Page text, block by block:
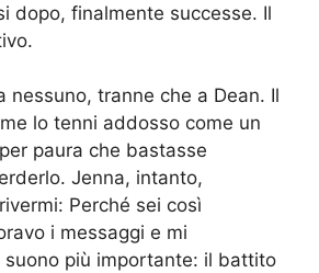
dopo, finalmente successe. Il
nessuno, tranne che a Dean. Il
lo tenni addosso come un
paura che bastasse
Jenna, intanto,
Perché sei così
i messaggi e mi
suono più importante: il battito